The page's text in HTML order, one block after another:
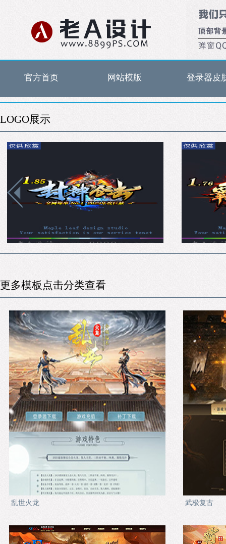
官方首页 网站模版 登录器皮
LOGO展示
更多模板点击分类查看
乱世火龙 武极复古